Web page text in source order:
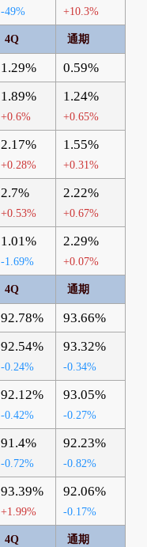
-49% +10.3%
4Q 通期
1.29% 0.59%
1.89%
+0.6%
1.24%
+0.65%
2.17%
+0.28%
1.55%
+0.31%
2.7%
+0.53%
2.22%
+0.67%
1.01%
-1.69%
2.29%
+0.07%
4Q 通期
92.78% 93.66%
92.54%
-0.24%
93.32%
-0.34%
92.12%
-0.42%
93.05%
-0.27%
91.4%
-0.72%
92.23%
-0.82%
93.39%
+1.99%
92.06%
-0.17%
4Q 通期